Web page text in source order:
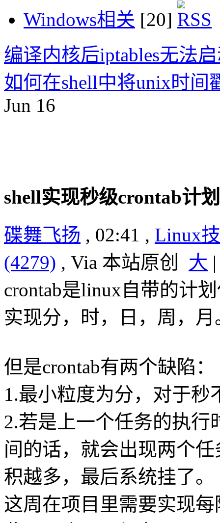
Windows相关 [20]
编译内核后iptables无法
如何在shell中将unix时间
Jun 16
shell实现秒级crontab计
碟舞飞扬 , 02:41 , Linux
(4279) , Via 本站原创 大
crontab是linux自带的计
实现分，时，日，周，月
但是crontab有两个缺陷：
1.最小粒度为分，对于秒
2.若是上一个任务的执
间的话，就会出现两个
积越多，最后系统挂了。
这周在项目里需要实现